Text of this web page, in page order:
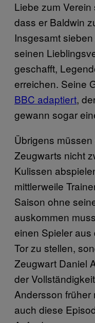
Liebe zum
dass er Baldwin
Insgesamt
seinen
geschafft,
erreichen. Seine
BBC adaptiert,
gewann sogar
Übrigens
Zeugwarts nicht
Kulissen
mittlerweile
Saison ohne
auskommen
einen Spieler
Tor zu stellen,
Zeugwart Daniel
der
Andersson früher
auch diese